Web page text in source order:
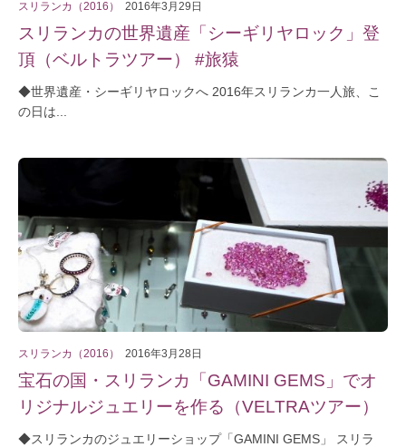
スリランカ（2016） 2016年3月29日
スリランカの世界遺産「シーギリヤロック」登
頂（ベルトラツアー） #旅猿
◆世界遺産・シーギリヤロックへ 2016年スリランカ一人旅、こ
の日は...
スリランカ（2016） 2016年3月28日
宝石の国・スリランカ「GAMINI GEMS」でオ
リジナルジュエリーを作る（VELTRAツアー）
◆スリランカのジュエリーショップ「GAMINI GEMS」 スリラ